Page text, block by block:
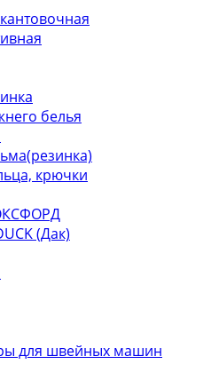
белья
крючки
(Дак)
для швейных машин